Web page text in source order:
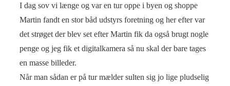
I dag sov vi længe og var en tur oppe i byen og shoppe
Martin fandt en stor båd udstyrs foretning og her efter var
det strøget der blev set efter Martin fik da også brugt nogle
penge og jeg fik et digitalkamera så nu skal der bare tages
en masse billeder.
Når man sådan er på tur mælder sulten sig jo lige pludselig